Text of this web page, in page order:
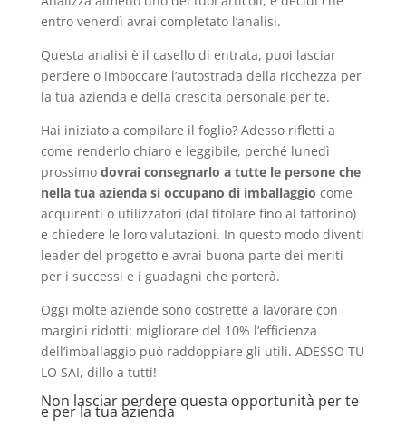
entro venerdì avrai completato l’analisi.
Questa analisi è il casello di entrata, puoi lasciar
perdere o imboccare l’autostrada della ricchezza per
la tua azienda e della crescita personale per te.
Hai iniziato a compilare il foglio? Adesso rifletti a
come renderlo chiaro e leggibile, perché lunedì
prossimo dovrai consegnarlo a tutte le persone che
nella tua azienda si occupano di imballaggio come
acquirenti o utilizzatori (dal titolare fino al fattorino)
e chiedere le loro valutazioni. In questo modo diventi
leader del progetto e avrai buona parte dei meriti
per i successi e i guadagni che porterà.
Oggi molte aziende sono costrette a lavorare con
margini ridotti: migliorare del 10% l’efficienza
dell’imballaggio può raddoppiare gli utili. ADESSO TU
LO SAI, dillo a tutti!
Non lasciar perdere questa opportunità per te
e per la tua azienda